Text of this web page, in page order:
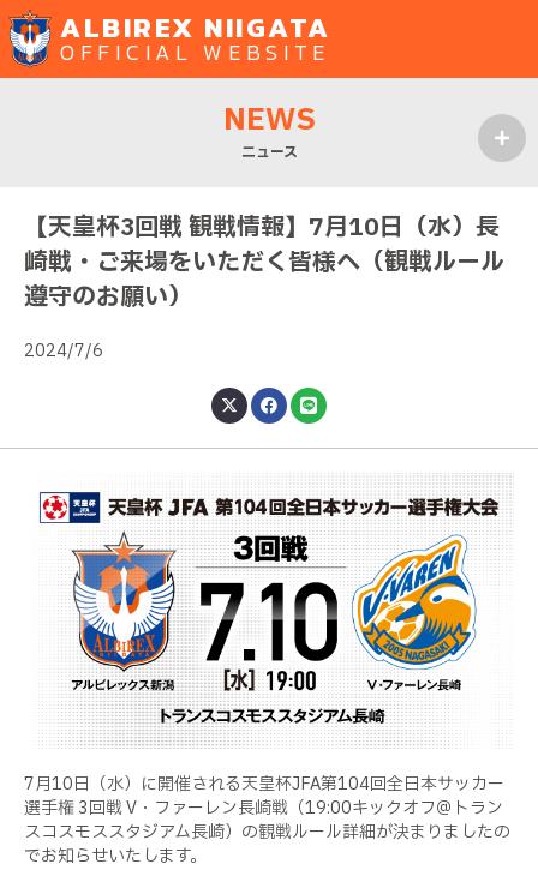
ALBIREX NIIGATA
OFFICIAL WEBSITE
NEWS
ニュース
【天皇杯3回戦 観戦情報】7月10日（水）長
崎戦・ご来場をいただく皆様へ（観戦ルール
遵守のお願い）
2024/7/6
7月10日（水）に開催される天皇杯JFA第104回全日本サッカー
選手権 3回戦 V・ファーレン長崎戦（19:00キックオフ＠トラン
スコスモススタジアム長崎）の観戦ルール詳細が決まりましたの
でお知らせいたします。